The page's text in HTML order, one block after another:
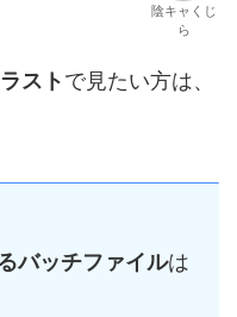
陰キャくじ
ら
ストで見たい方は、
バッチファイルは